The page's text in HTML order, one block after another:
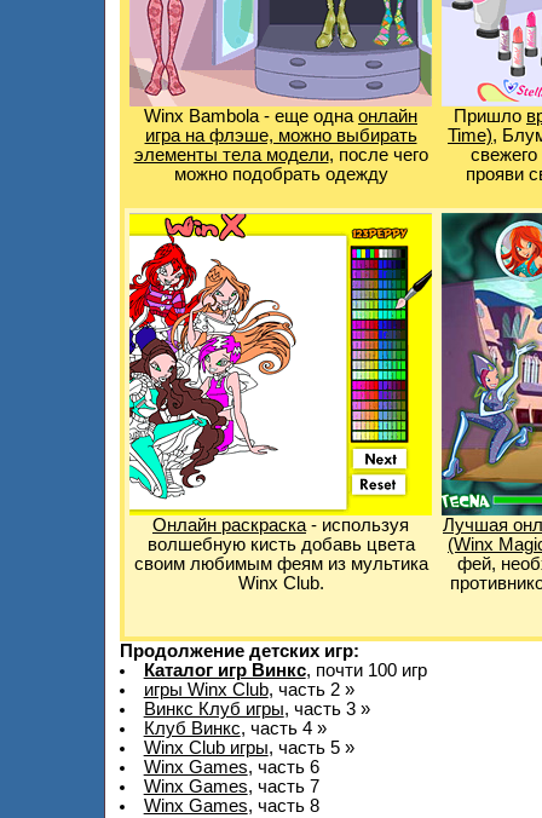
Winx Bambola - еще одна онлайн
игра на флэше, можно выбирать
элементы тела модели, после чего
можно подобрать одежду
Пришло
Time),
прояви
Онлайн раскраска - используя
волшебную кисть добавь цвета
своим любимым феям из мультика
Winx Club.
Лучшая
(Winx
фей,
Продолжение детских игр:
Каталог игр Винкс, почти 100 игр
игры Winx Club, часть 2 »
Винкс Клуб игры, часть 3 »
Клуб Винкс, часть 4 »
Winx Club игры, часть 5 »
Winx Games, часть 6
Winx Games, часть 7
Winx Games, часть 8